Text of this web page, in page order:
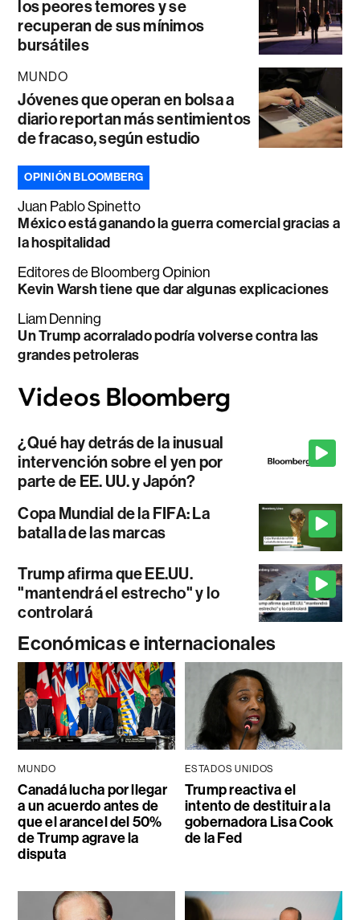
los peores temores y se
recuperan de sus mínimos
bursátiles
MUNDO
Jóvenes que operan en bolsa a
diario reportan más sentimientos
de fracaso, según estudio
OPINIÓN BLOOMBERG
Juan Pablo Spinetto
México está ganando la guerra comercial gracias a
la hospitalidad
Editores de Bloomberg Opinion
Kevin Warsh tiene que dar algunas explicaciones
Liam Denning
Un Trump acorralado podría volverse contra las
grandes petroleras
¿Qué hay detrás de la inusual
intervención sobre el yen por
parte de EE. UU. y Japón?
Copa Mundial de la FIFA: La
batalla de las marcas
Trump afirma que EE.UU.
"mantendrá el estrecho" y lo
controlará
Económicas e internacionales
MUNDO
Canadá lucha por llegar
a un acuerdo antes de
que el arancel del 50%
de Trump agrave la
disputa
ESTADOS UNIDOS
Trump reactiva el
intento de destituir a la
gobernadora Lisa Cook
de la Fed